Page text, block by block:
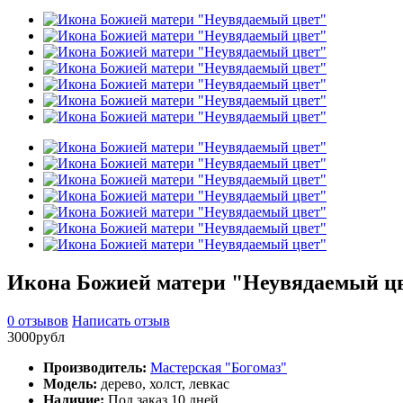
Икона Божией матери "Неувядаемый
0 отзывов Написать отзыв
3000рубл
Производитель: Мастерская "Богомаз"
Модель: дерево, холст, левкас
Наличие: Под заказ 10 дней